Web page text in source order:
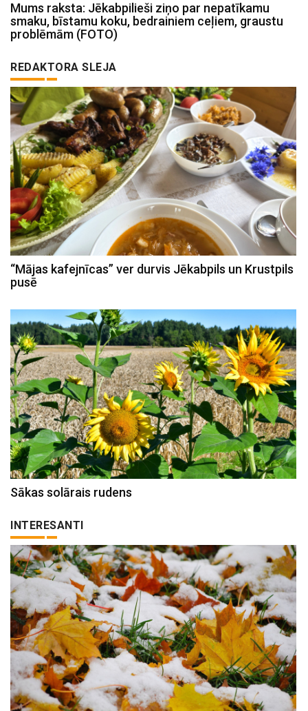
Mums raksta: Jēkabpilieši ziņo par nepatīkamu
smaku, bīstamu koku, bedrainiem ceļiem, graustu
problēmām (FOTO)
REDAKTORA SLEJA
“Mājas kafejnīcas” ver durvis Jēkabpils un Krustpils
pusē
Sākas solārais rudens
INTERESANTI